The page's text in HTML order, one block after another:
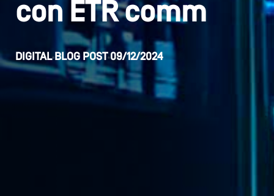
con ETR comm
DIGITAL BLOG POST 09/12/2024